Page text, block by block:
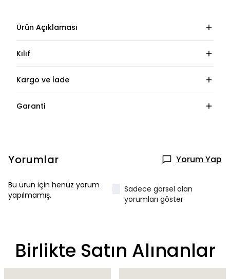
Ürün Açıklaması
Kılıf
Kargo ve İade
Garanti
Yorumlar Yorum Yap
Bu ürün için henüz yorum
yapılmamış.
Sadece görsel olan
yorumları göster
Birlikte Satın Alınanlar